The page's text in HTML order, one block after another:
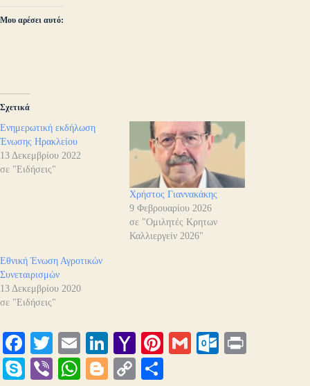
Μου αρέσει αυτό:
Σχετικά
Ενημερωτική εκδήλωση
Ένωσης Ηρακλείου
13 Δεκεμβρίου 2022
σε "Ειδήσεις"
Χρήστος Γιαννακάκης
9 Φεβρουαρίου 2026
σε "Ομιλητές Κρητων
Καλλιεργείν 2026"
Εθνική Ένωση Αγροτικών
Συνεταιρισμών
13 Δεκεμβρίου 2020
σε "Ειδήσεις"
Fa
ce
T
wi
E
m
Li
nk
Y
ah
Pi G
O
S
Vi W Bl C